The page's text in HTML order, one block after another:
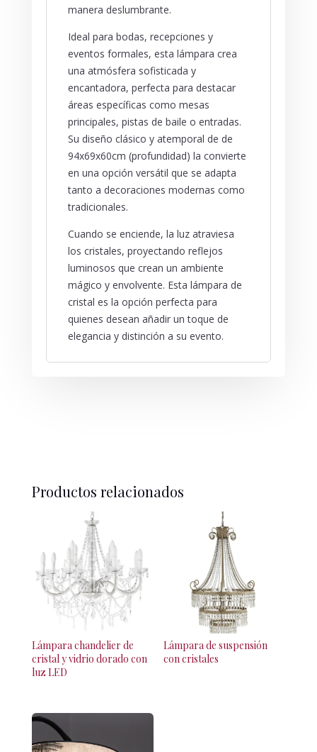
manera deslumbrante.
Ideal para bodas, recepciones y
eventos formales, esta lámpara crea
una atmósfera sofisticada y
encantadora, perfecta para destacar
áreas específicas como mesas
principales, pistas de baile o entradas.
Su diseño clásico y atemporal de de
94x69x60cm (profundidad) la convierte
en una opción versátil que se adapta
tanto a decoraciones modernas como
tradicionales.
Cuando se enciende, la luz atraviesa
los cristales, proyectando reflejos
luminosos que crean un ambiente
mágico y envolvente. Esta lámpara de
cristal es la opción perfecta para
quienes desean añadir un toque de
elegancia y distinción a su evento.
Productos relacionados
Lámpara chandelier de
cristal y vidrio dorado con
luz LED
Lámpara de suspensión
con cristales